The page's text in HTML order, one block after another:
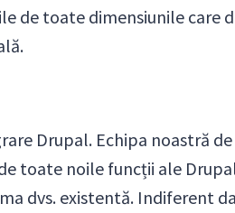
de toate dimensiunile care
Drupal. Echipa noastră de
toate noile funcții ale
dvs. existentă. Indiferent